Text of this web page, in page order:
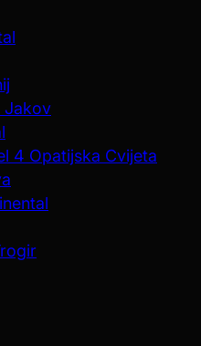
Jakov
4 Opatijska Cvijeta